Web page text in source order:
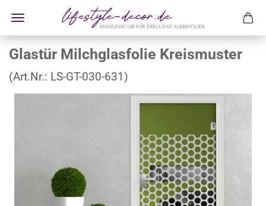
Glastür Milchglasfolie Kreismuster
(Art.Nr.: LS-GT-030-631)